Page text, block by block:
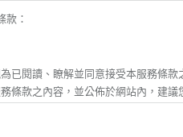
款：
已閱讀、瞭解並同意接受本服務條款
條款之內容，並公佈於網站內，建議
之任一服務時，即視為您已閱讀、瞭